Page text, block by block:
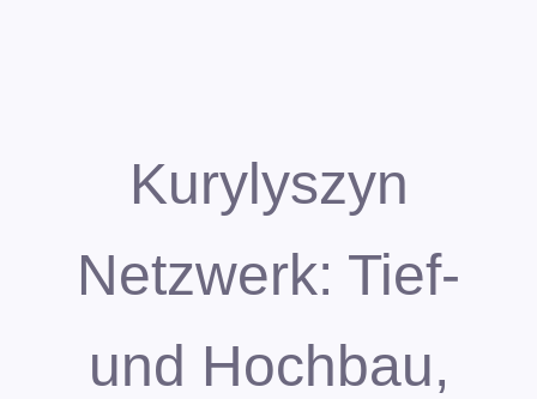
Kurylyszyn
Netzwerk: Tief-
und Hochbau,